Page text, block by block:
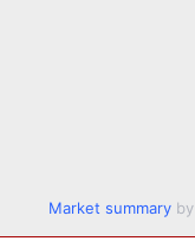
Market summary